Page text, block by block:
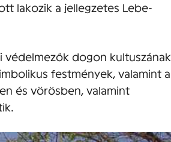
lakozik a jellegzetes Lebe-
védelmezők dogon kultuszának
festmények, valamint a
és vörösben, valamint